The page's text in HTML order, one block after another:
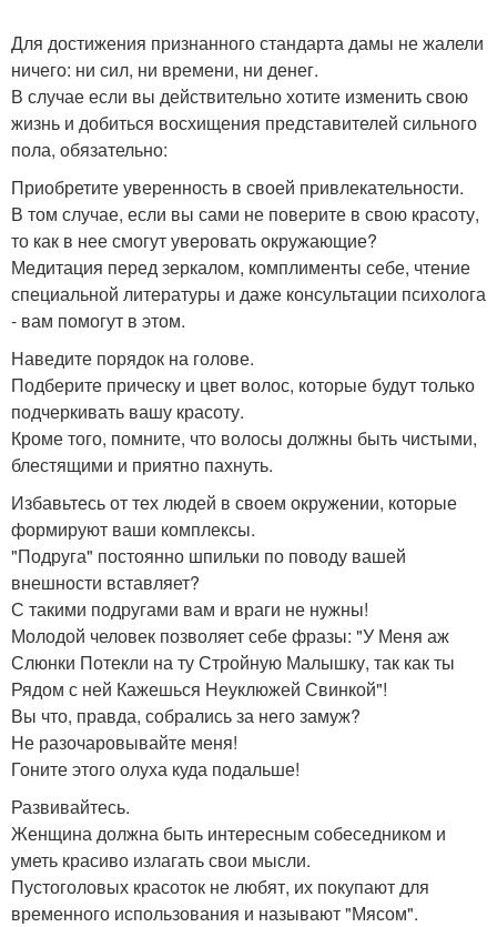
Для достижения признанного стандарта дамы не жалели
ничего: ни сил, ни времени, ни денег.
В случае если вы действительно хотите изменить свою
жизнь и добиться восхищения представителей сильного
пола, обязательно:
Приобретите уверенность в своей привлекательности.
В том случае, если вы сами не поверите в свою красоту,
то как в нее смогут уверовать окружающие?
Медитация перед зеркалом, комплименты себе, чтение
специальной литературы и даже консультации психолога
- вам помогут в этом.
Наведите порядок на голове.
Подберите прическу и цвет волос, которые будут только
подчеркивать вашу красоту.
Кроме того, помните, что волосы должны быть чистыми,
блестящими и приятно пахнуть.
Избавьтесь от тех людей в своем окружении, которые
формируют ваши комплексы.
"Подруга" постоянно шпильки по поводу вашей
внешности вставляет?
С такими подругами вам и враги не нужны!
Молодой человек позволяет себе фразы: "У Меня аж
Слюнки Потекли на ту Стройную Малышку, так как ты
Рядом с ней Кажешься Неуклюжей Свинкой"!
Вы что, правда, собрались за него замуж?
Не разочаровывайте меня!
Гоните этого олуха куда подальше!
Развивайтесь.
Женщина должна быть интересным собеседником и
уметь красиво излагать свои мысли.
Пустоголовых красоток не любят, их покупают для
временного использования и называют "Мясом".